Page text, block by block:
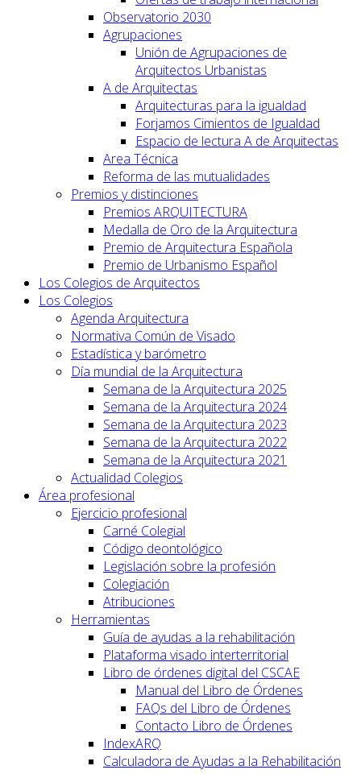
Observatorio 2030
Agrupaciones
Unión de Agrupaciones de
Arquitectos Urbanistas
A de Arquitectas
Arquitecturas para la igualdad
Forjamos Cimientos de Igualdad
Espacio de lectura A de Arquitectas
Area Técnica
Reforma de las mutualidades
Premios y distinciones
Premios ARQUITECTURA
Medalla de Oro de la Arquitectura
Premio de Arquitectura Española
Premio de Urbanismo Español
Los Colegios de Arquitectos
Los Colegios
Agenda Arquitectura
Normativa Común de Visado
Estadística y barómetro
Día mundial de la Arquitectura
Semana de la Arquitectura 2025
Semana de la Arquitectura 2024
Semana de la Arquitectura 2023
Semana de la Arquitectura 2022
Semana de la Arquitectura 2021
Actualidad Colegios
Área profesional
Ejercicio profesional
Carné Colegial
Código deontológico
Legislación sobre la profesión
Colegiación
Atribuciones
Herramientas
Guía de ayudas a la rehabilitación
Plataforma visado interterritorial
Libro de órdenes digital del CSCAE
Manual del Libro de Órdenes
FAQs del Libro de Órdenes
Contacto Libro de Órdenes
IndexARQ
Calculadora de Ayudas a la Rehabilitación